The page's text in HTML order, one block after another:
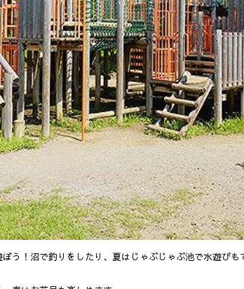
う！沼で釣りをしたり、夏はじゃぶじゃぶ池で水遊び